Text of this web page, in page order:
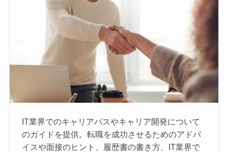
IT業界でのキャリアパスやキャリア開発について
のガイドを提供。転職を成功させるためのアドバ
イスや面接のヒント、履歴書の書き方、IT業界で